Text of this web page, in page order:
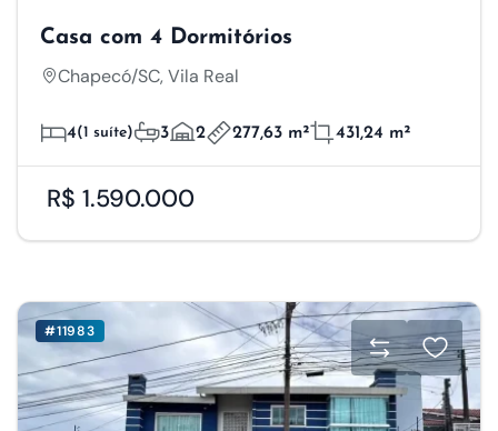
Casa com 4 Dormitórios
Chapecó/SC, Vila Real
4(1 suíte) 3 2 277,63 m² 431,24 m²
R$ 1.590.000
#11983